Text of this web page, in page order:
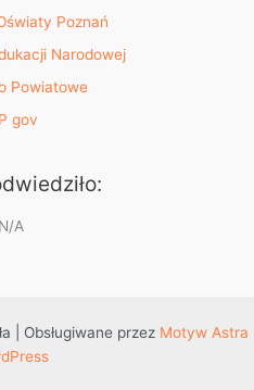
Poznań
Narodowej
Powiatowe
gov
N/A
| Obsługiwane przez Motyw Astra